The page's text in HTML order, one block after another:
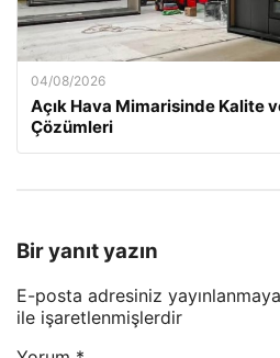
04/08/2026
Açık Hava Mimarisinde Kalite
Çözümleri
Bir yanıt yazın
E-posta adresiniz
ile işaretlenmişlerdir